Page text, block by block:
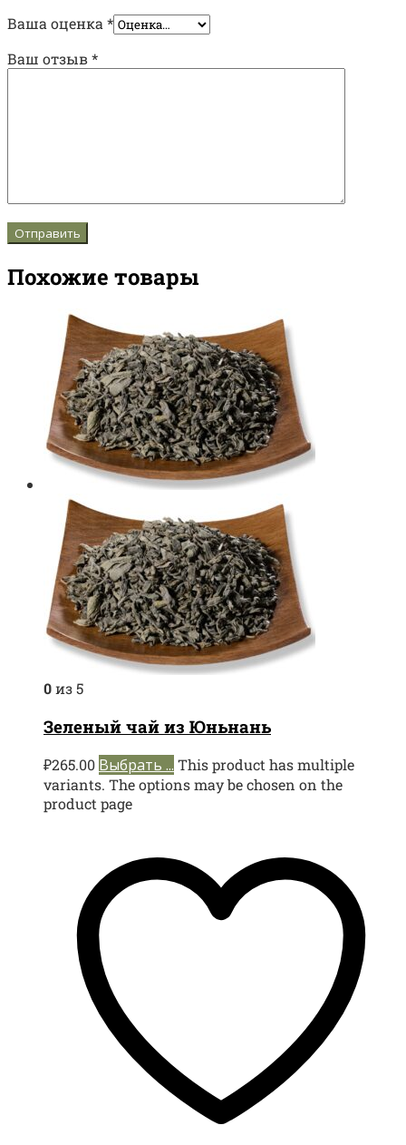
Ваша оценка *
Ваш отзыв*
Похожие товары
0из 5
Зеленый чай из Юньнань
₽265.00 Выбрать ... This product has multiple
variants. The options may be chosen on the
product page